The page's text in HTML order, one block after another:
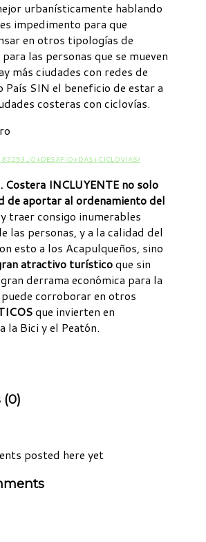
urbanísticamente hablando
impedimento para que
en otros tipologías de
las personas que se mueven
más ciudades con redes de
País SIN el beneficio de estar a
costeras con ciclovías.
Costera INCLUYENTE no solo
de aportar al ordenamiento del
y traer consigo inumerables
las personas, y a la calidad del
esto a los Acapulqueños, sino
atractivo turísticoque sin
derrama económica para la
corroborar en otros
que invierten en
Bici y el Peatón.
(0)
posted here yet